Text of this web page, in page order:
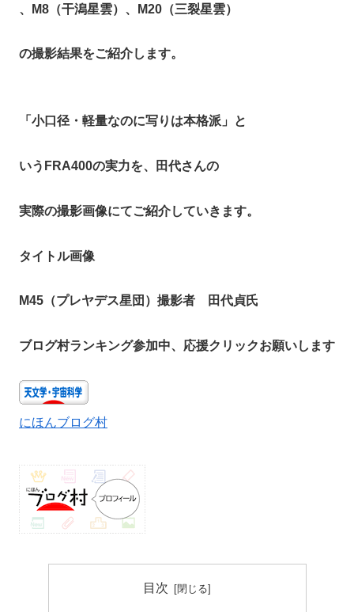
、M8（干潟星雲）、M20（三裂星雲）
の撮影結果をご紹介します。
「小口径・軽量なのに写りは本格派」と
いうFRA400の実力を、田代さんの
実際の撮影画像にてご紹介していきます。
タイトル画像
M45（プレヤデス星団）撮影者 田代貞氏
ブログ村ランキング参加中、応援クリックお願いします
にほんブログ村
目次